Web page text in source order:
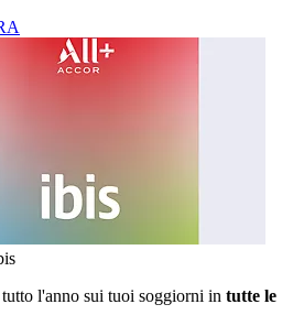
tutto l'anno sui tuoi soggiorni in tutte le